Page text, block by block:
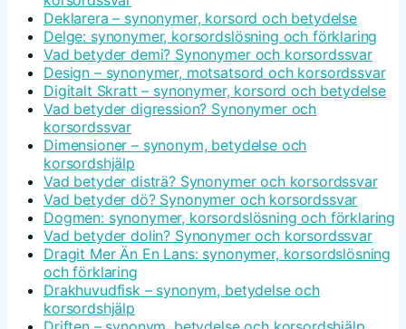
Deklarera – synonymer, korsord och betydelse
Delge: synonymer, korsordslösning och förklaring
Vad betyder demi? Synonymer och korsordssvar
Design – synonymer, motsatsord och korsordssvar
Digitalt Skratt – synonymer, korsord och betydelse
Vad betyder digression? Synonymer och
korsordssvar
Dimensioner – synonym, betydelse och
korsordshjälp
Vad betyder disträ? Synonymer och korsordssvar
Vad betyder dö? Synonymer och korsordssvar
Dogmen: synonymer, korsordslösning och förklaring
Vad betyder dolin? Synonymer och korsordssvar
Dragit Mer Än En Lans: synonymer, korsordslösning
och förklaring
Drakhuvudfisk – synonym, betydelse och
korsordshjälp